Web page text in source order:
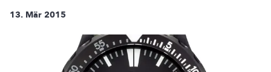
13. Mär 2015